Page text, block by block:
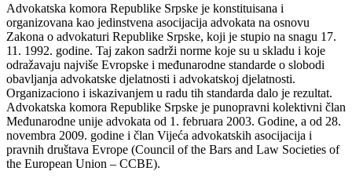
Advokatska komora Republike Srpske je konstituisana i
organizovana kao jedinstvena asocijacija advokata na osnovu
Zakona o advokaturi Republike Srpske, koji je stupio na snagu 17.
11. 1992. godine. Taj zakon sadrži norme koje su u skladu i koje
odražavaju najviše Evropske i međunarodne standarde o slobodi
obavljanja advokatske djelatnosti i advokatskoj djelatnosti.
Organizaciono i iskazivanjem u radu tih standarda dalo je rezultat.
Advokatska komora Republike Srpske je punopravni kolektivni član
Međunarodne unije advokata od 1. februara 2003. Godine, a od 28.
novembra 2009. godine i član Vijeća advokatskih asocijacija i
pravnih društava Evrope (Council of the Bars and Law Societies of
the European Union – CCBE).